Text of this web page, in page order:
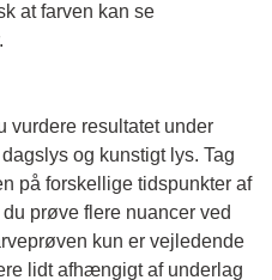
at farven kan se
vurdere resultatet under
og kunstigt lys. Tag
på forskellige tidspunkter af
prøve flere nuancer ved
kun er vejledende
lidt afhængigt af underlag